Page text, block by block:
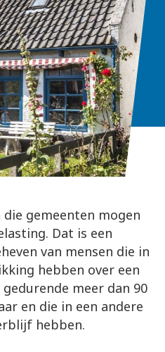
die gemeenten mogen
Dat is een
van mensen die in
hebben over een
meer dan 90
en die in een andere
hebben.